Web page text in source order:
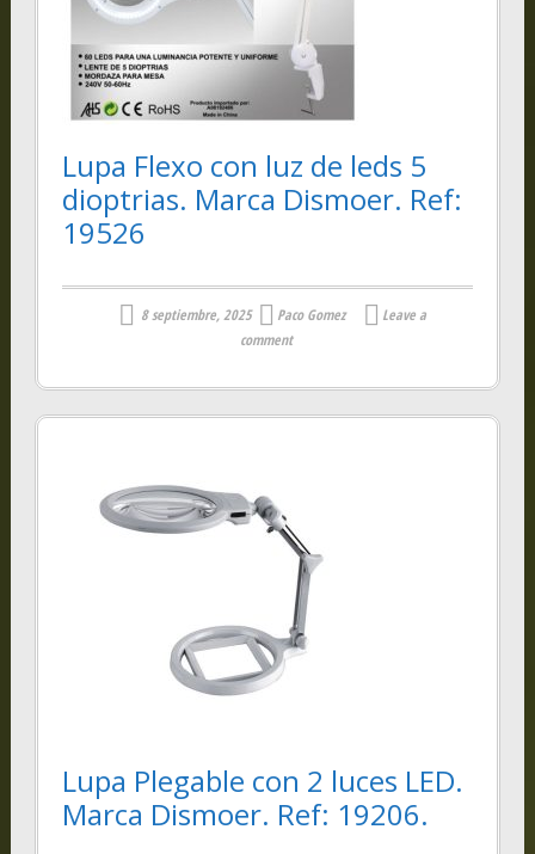
Lupa Flexo con luz de leds 5
dioptrias. Marca Dismoer. Ref:
19526
8 septiembre, 2025 Paco Gomez
Leave a
comment
Lupa Plegable con 2 luces LED.
Marca Dismoer. Ref: 19206.